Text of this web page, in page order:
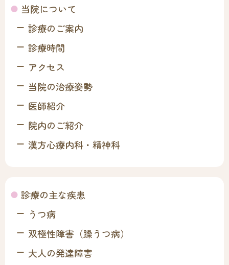
当院について
診療のご案内
診療時間
アクセス
当院の治療姿勢
医師紹介
院内のご紹介
漢方心療内科・精神科
診療の主な疾患
うつ病
双極性障害（躁うつ病）
大人の発達障害